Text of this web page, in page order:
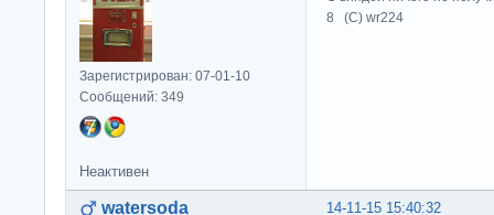
Зарегистрирован: 07-01-10
Сообщений: 349
8 (C) wr224
Неактивен
14-11-15 15:40:32
watersoda